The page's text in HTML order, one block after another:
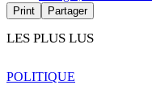
Print Partager
LES PLUS LUS
POLITIQUE